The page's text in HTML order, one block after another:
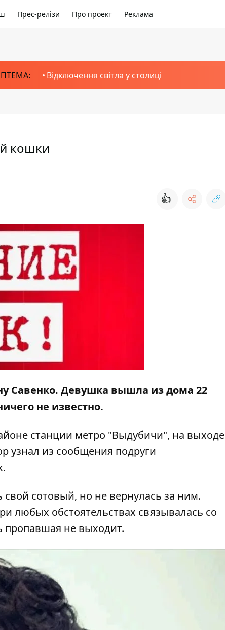
Прес-релізи Про проект Реклама
Відключення світла у столиці
кошки
👍
Савенко. Девушка вышла из дома 22
не известно.
станции метро "Выдубичи", на выходе
узнал из сообщения подруги
.
свой сотовый, но не вернулась за ним.
любых обстоятельствах связывалась со
пропавшая не выходит.